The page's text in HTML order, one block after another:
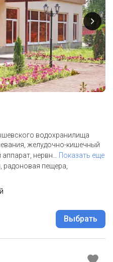
водохранилища
желудочно-кишечный
нервн
Показать еще
радоновая пещера,
Выбрать